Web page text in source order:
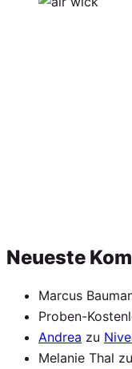
Neueste
Marcus
Proben-
Andrea zu
Melanie Thal zu